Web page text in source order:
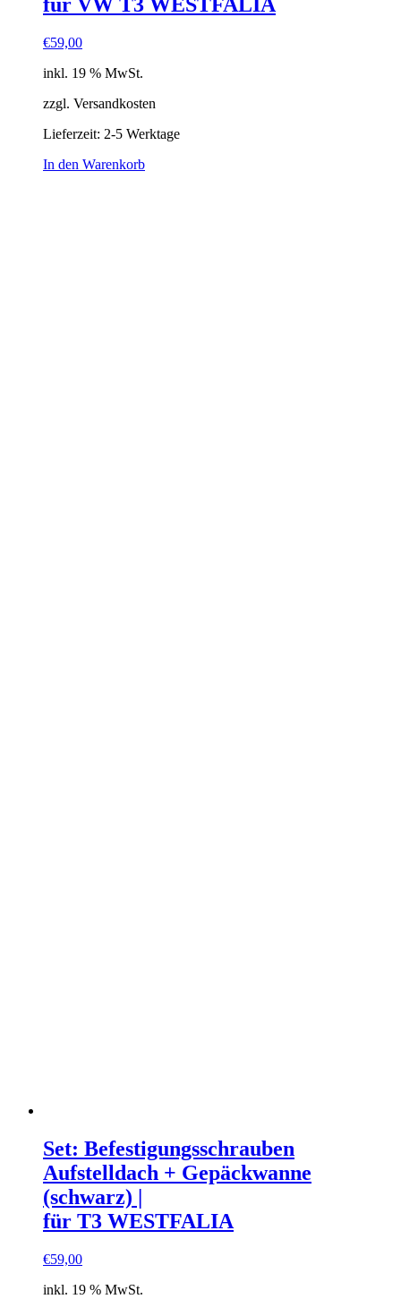
für VW T3 WESTFALIA
€59,00
inkl. 19 % MwSt.
zzgl. Versandkosten
Lieferzeit: 2-5 Werktage
In den Warenkorb
Set: Befestigungsschrauben
Aufstelldach + Gepäckwanne
(schwarz) |
für T3 WESTFALIA
€59,00
inkl. 19 % MwSt.